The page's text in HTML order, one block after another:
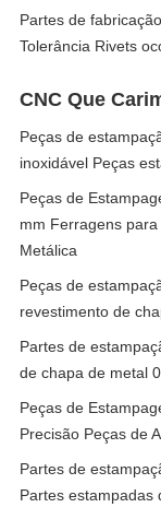
Partes de
Tolerância Rivets
CNC Que
Peças de
inoxidável Peças
Peças de
mm Ferragens
Metálica
Peças de
revestimento de
Partes de
de chapa de metal
Peças de
Precisão Peças de
Partes de
Partes estampadas